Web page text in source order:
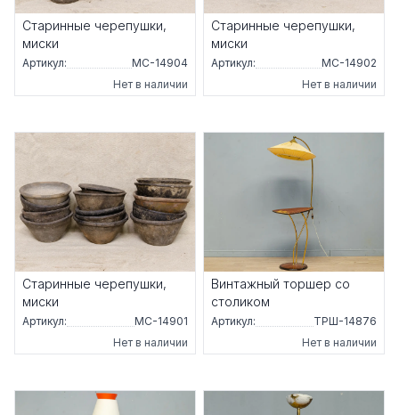
Старинные черепушки,
миски
Артикул:
МС-14904
Нет в наличии
Старинные черепушки,
миски
Артикул:
МС-14902
Нет в наличии
Старинные черепушки,
миски
Артикул:
МС-14901
Нет в наличии
Винтажный торшер со
столиком
Артикул:
ТРШ-14876
Нет в наличии